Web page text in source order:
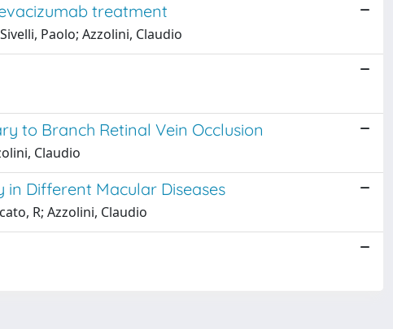
treatment
Paolo; Azzolini, Claudio
to Branch Retinal Vein Occlusion
Claudio
in Different Macular Diseases
R; Azzolini, Claudio